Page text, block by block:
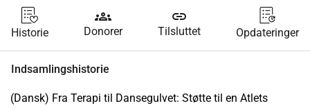
Historie
groups
Donorer
link
Tilsluttet Opdateringer
Indsamlingshistorie
(Dansk) Fra Terapi til Dansegulvet: Støtte til en Atlets